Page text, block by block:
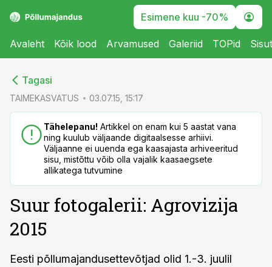
Esimene kuu -70%
Avaleht Kõik lood Arvamused Galeriid TOPid
Tagasi
TAIMEKASVATUS 03.07.15, 15:17
Tähelepanu! Artikkel on enam kui 5 aastat vana
ning kuulub väljaande digitaalsesse arhiivi.
Väljaanne ei uuenda ega kaasajasta arhiveeritud
sisu, mistõttu võib olla vajalik kaasaegsete
allikatega tutvumine
Suur fotogalerii: Agrovizija
2015
Eesti põllumajandusettevõtjad olid 1.-3. juulil